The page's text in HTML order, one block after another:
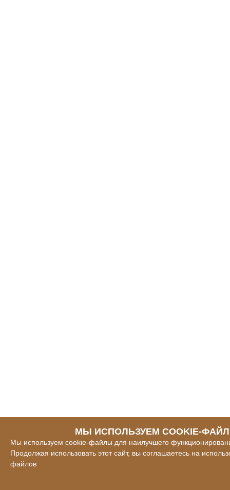
МЫ ИСПОЛЬЗУЕМ COOKIE-
Мы используем cookie-файлы для наилучшего
Продолжая использовать этот сайт, вы соглашаетесь на
файлов